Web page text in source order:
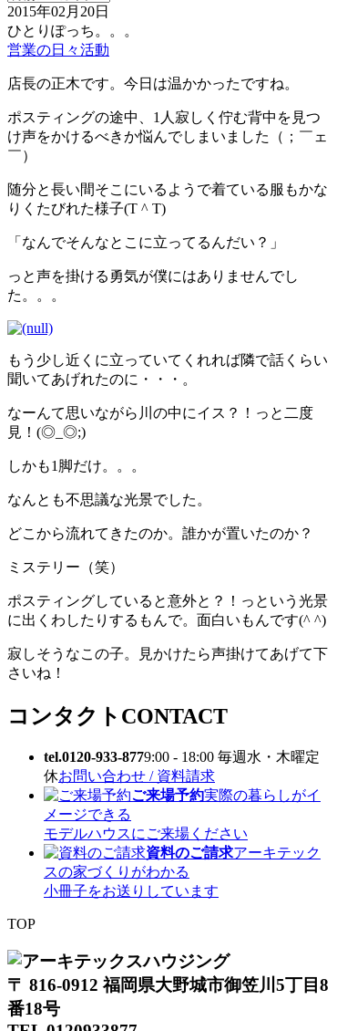
2015年02月20日
ひとりぽっち。。。
営業の日々活動
店長の正木です。今日は温かかったですね。
ポスティングの途中、1人寂しく佇む背中を見つ
け声をかけるべきか悩んでしまいました（；￣ェ
￣）
随分と長い間そこにいるようで着ている服もかな
りくたびれた様子(T ^ T)
「なんでそんなとこに立ってるんだい？」
っと声を掛ける勇気が僕にはありませんでし
た。。。
もう少し近くに立っていてくれれば隣で話くらい
聞いてあげれたのに・・・。
なーんて思いながら川の中にイス？！っと二度
見！(◎_◎;)
しかも1脚だけ。。。
なんとも不思議な光景でした。
どこから流れてきたのか。誰かが置いたのか？
ミステリー（笑）
ポスティングしていると意外と？！っという光景
に出くわしたりするもんで。面白いもんです(^ ^)
寂しそうなこの子。見かけたら声掛けてあげて下
さいね！
コンタクト CONTACT
tel.0120-933-8779:00 - 18:00 毎週水・木曜定
休お問い合わせ / 資料請求
ご来場予約実際の暮らしがイ
メージできる
モデルハウスにご来場ください
資料のご請求アーキテック
スの家づくりがわかる
小冊子をお送りしています
TOP
〒 816-0912 福岡県大野城市御笠川5丁目8
番18号